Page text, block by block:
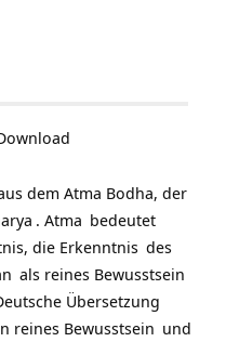
dem Atma Bodha, der
. Atma bedeutet
die Erkenntnis des
als reines Bewusstsein
Übersetzung
reines Bewusstsein und